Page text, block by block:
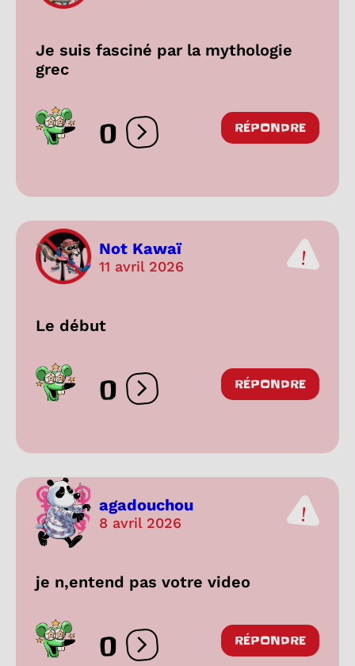
Je suis fasciné par la mythologie
grec
0 Ouvrir les réactions
RÉPONDRE
Not Kawaï
11 avril 2026
Le début
0 Ouvrir les réactions
RÉPONDRE
agadouchou
8 avril 2026
je n,entend pas votre video
0 Ouvrir les réactions
RÉPONDRE